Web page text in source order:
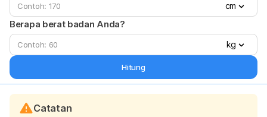
cm
Berapa berat badan Anda?
kg
Hitung
Catatan